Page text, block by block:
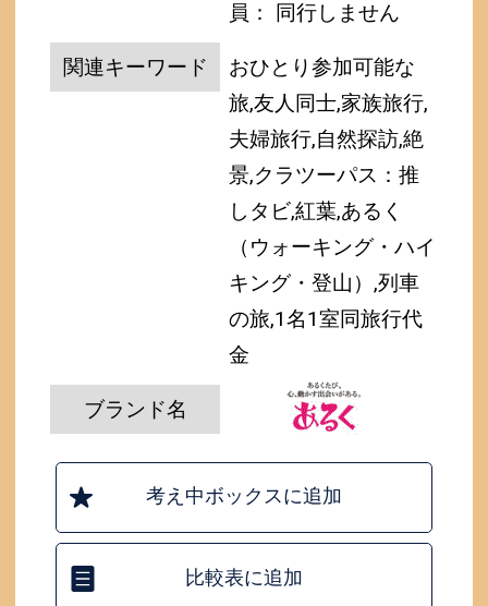
員： 同行しません
関連キーワード
おひとり参加可能な
旅,友人同士,家族旅行,
夫婦旅行,自然探訪,絶
景,クラツーパス：推
しタビ,紅葉,あるく
（ウォーキング・ハイ
キング・登山）,列車
の旅,1名1室同旅行代
金
ブランド名
考え中ボックスに追加
比較表に追加